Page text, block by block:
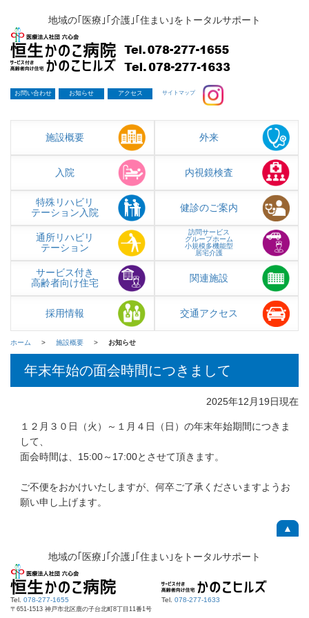
地域の｢医療｣｢介護｣｢住まい｣をトータルサポート
お問い合わせ お知らせ アクセス サイトマップ
施設概要 外来
入院 内視鏡検査
特殊リハビリ
テーション入院
健診のご案内
通所リハビリ
テーション
訪問サービス
グループホーム
小規模多機能型
居宅介護
サービス付き
高齢者向け住宅
関連施設
採用情報 交通アクセス
ホーム 施設概要 お知らせ
年末年始の面会時間につきまして
2025年12月19日現在
１２月３０日（火）～１月４日（日）の年末年始期間につきま
して、
面会時間は、15:00～17:00とさせて頂きます。
ご不便をおかけいたしますが、何卒ご了承くださいますようお
願い申し上げます。
▲
地域の｢医療｣｢介護｣｢住まい｣をトータルサポート
Tel. 078-277-1655 Tel. 078-277-1633
〒651-1513 神戸市北区鹿の子台北町8丁目11番1号